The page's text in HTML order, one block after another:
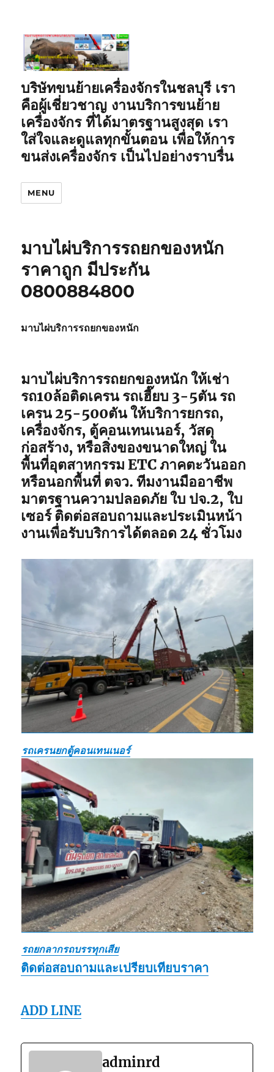
บริษัทขนย้ายเครื่องจักรในชลบุรี เรา
คือผู้เชี่ยวชาญ งานบริการขนย้าย
เครื่องจักร ที่ได้มาตรฐานสูงสุด เรา
ใส่ใจและดูแลทุกขั้นตอน เพื่อให้การ
ขนส่งเครื่องจักร เป็นไปอย่างราบรื่น
MENU
มาบไผ่บริการรถยกของหนัก
ราคาถูก มีประกัน
0800884800
มาบไผ่บริการรถยกของหนัก
มาบไผ่บริการรถยกของหนัก ให้เช่า
รถ10ล้อติดเครน รถเฮี๊ยบ 3-5ตัน รถ
เครน 25-500ตัน ให้บริการยกรถ,
เครื่องจักร, ตู้คอนเทนเนอร์, วัสดุ
ก่อสร้าง, หรือสิ่งของขนาดใหญ่ ใน
พื้นที่อุตสาหกรรม ETC ภาคตะวันออก
หรือนอกพื้นที่ ตจว. ทีมงานมืออาชีพ
มาตรฐานความปลอดภัย ใบ ปจ.2, ใบ
เซอร์ ติดต่อสอบถามและประเมินหน้า
งานเพื่อรับบริการได้ตลอด 24 ชั่วโมง
รถเครนยกตู้คอนเทนเนอร์
รถยกลากรถบรรทุกเสีย
ติดต่อสอบถามและเปรียบเทียบราคา
ADD LINE
adminrd